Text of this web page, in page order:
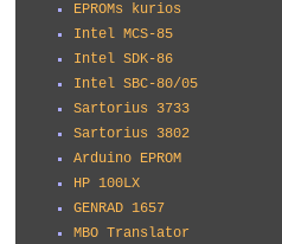
EPROMs kurios
Intel MCS-85
Intel SDK-86
Intel SBC-80/05
Sartorius 3733
Sartorius 3802
Arduino EPROM
HP 100LX
GENRAD 1657
MBO Translator